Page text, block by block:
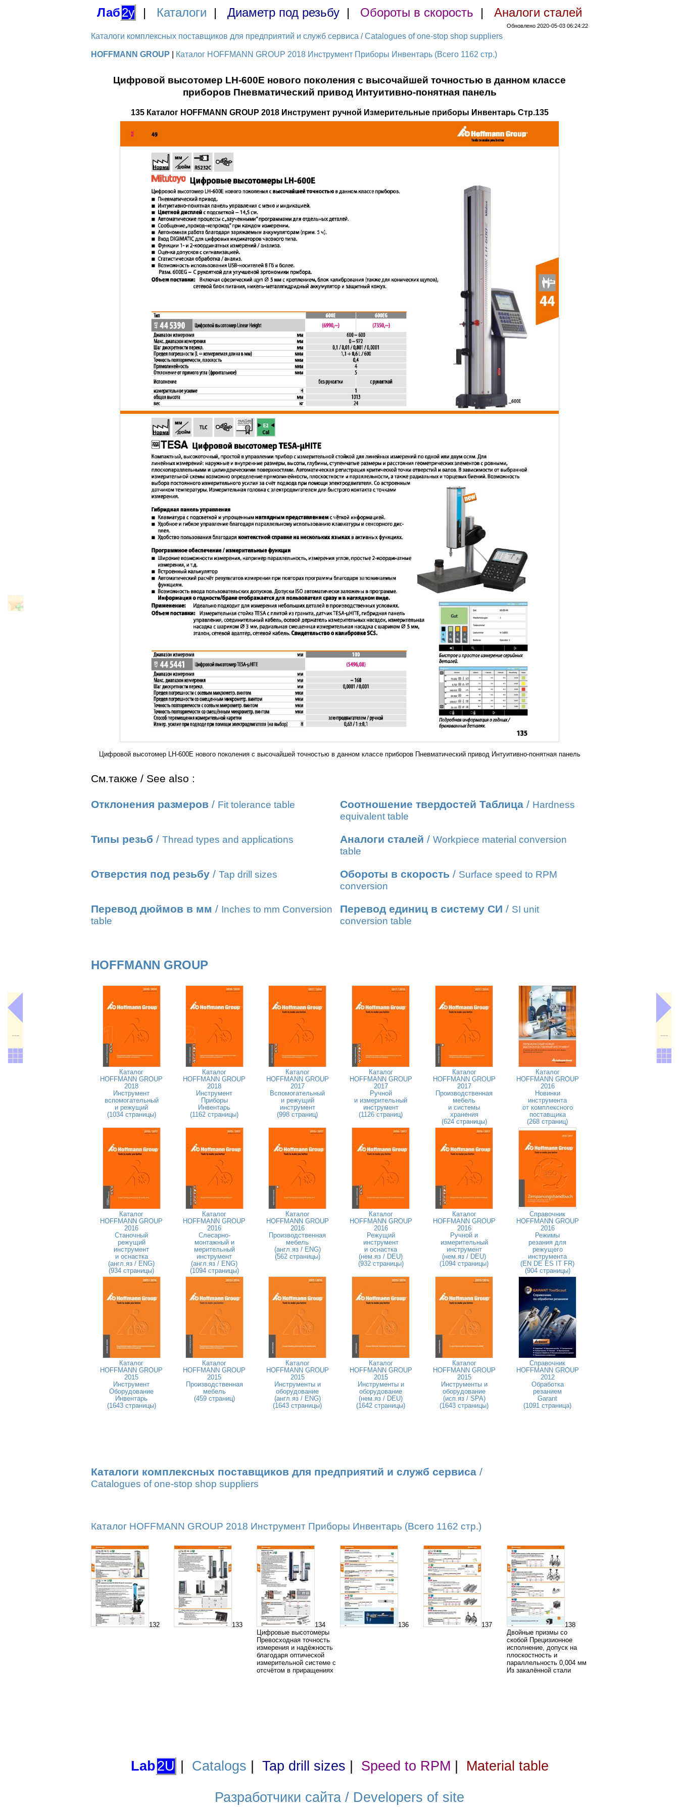
Лаб2у | Каталоги | Диаметр под резьбу | Обороты в скорость | Аналоги сталей
Обновлено 2020-05-03 06:24:22
Каталоги комплексных поставщиков для предприятий и служб сервиса / Catalogues of one-stop shop suppliers
HOFFMANN GROUP Каталог HOFFMANN GROUP 2018 Инструмент Приборы Инвентарь (Всего 1162 стр.)
Цифровой высотомер LH-600E нового поколения с высочайшей точностью в данном классе
приборов Пневматический привод Интуитивно-понятная панель
135 Каталог HOFFMANN GROUP 2018 Инструмент ручной Измерительные приборы Инвентарь Стр.135
Цифровой высотомер LH-600E нового поколения с высочайшей точностью в данном классе приборов Пневматический привод Интуитивно-понятная панель
См.также / See also :
Отклонения размеров / Fit tolerance table Соотношение твердостей Таблица / Hardness
equivalent table
Типы резьб / Thread types and applications Аналоги сталей / Workpiece material conversion
table
Отверстия под резьбу / Tap drill sizes Обороты в скорость / Surface speed to RPM
conversion
Перевод дюймов в мм / Inches to mm Conversion
table
Перевод единиц в систему СИ / SI unit
conversion table
HOFFMANN GROUP
Каталог
HOFFMANN GROUP
2018
Инструмент
вспомогательный
и режущий
(1034 страницы)
Каталог
HOFFMANN GROUP
2018
Инструмент
Приборы
Инвентарь
(1162 страницы)
Каталог
HOFFMANN GROUP
2017
Вспомогательный
и режущий
инструмент
(998 страниц)
Каталог
HOFFMANN GROUP
2017
Ручной
и измерительный
инструмент
(1126 страниц)
Каталог
HOFFMANN GROUP
2017
Производственная
мебель
и системы
хранения
(624 страницы)
Каталог
HOFFMANN GROUP
2016
Новинки
инструмента
от комплексного
поставщика
(268 страниц)
Каталог
HOFFMANN GROUP
2016
Станочный
режущий
инструмент
и оснастка
(англ.яз / ENG)
(934 страницы)
Каталог
HOFFMANN GROUP
2016
Слесарно-
монтажный и
мерительный
инструмент
(англ.яз / ENG)
(1094 страницы)
Каталог
HOFFMANN GROUP
2016
Производственная
мебель
(англ.яз / ENG)
(562 страницы)
Каталог
HOFFMANN GROUP
2016
Режущий
инструмент
и оснастка
(нем.яз / DEU)
(932 страницы)
Каталог
HOFFMANN GROUP
2016
Ручной и
измерительный
инструмент
(нем.яз / DEU)
(1094 страницы)
Справочник
HOFFMANN GROUP
2016
Режимы
резания для
режущего
инструмента
(EN DE ES IT FR)
(904 страницы)
Каталог
HOFFMANN GROUP
2015
Инструмент
Оборудование
Инвентарь
(1643 страницы)
Каталог
HOFFMANN GROUP
2015
Производственная
мебель
(459 страниц)
Каталог
HOFFMANN GROUP
2015
Инструменты и
оборудование
(англ.яз / ENG)
(1643 страницы)
Каталог
HOFFMANN GROUP
2015
Инструменты и
оборудование
(нем.яз / DEU)
(1642 страницы)
Каталог
HOFFMANN GROUP
2015
Инструменты и
оборудование
(исп.яз / SPA)
(1643 страницы)
Справочник
HOFFMANN GROUP
2012
Обработка
резанием
Garant
(1091 страница)
Каталоги комплексных поставщиков для предприятий и служб сервиса /
Catalogues of one-stop shop suppliers
Каталог HOFFMANN GROUP 2018 Инструмент Приборы Инвентарь (Всего 1162 стр.)
132 133
134
Цифровые высотомеры
Превосходная точность
измерения и надёжность
благодаря оптической
измерительной системе с
отсчётом в приращениях
136 137
138
Двойные призмы со
скобой Прецизионное
исполнение, допуск на
плоскостность и
параллельность 0,004 мм
Из закалённой стали
--- ---
Lab2U Catalogs Tap drill sizes Speed to RPM Material table
Разработчики сайта / Developers of site